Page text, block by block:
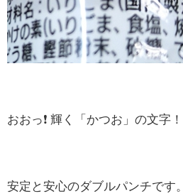
おおっ❗ 輝く「かつお」の文字！
安定と安心のダブルパンチです。